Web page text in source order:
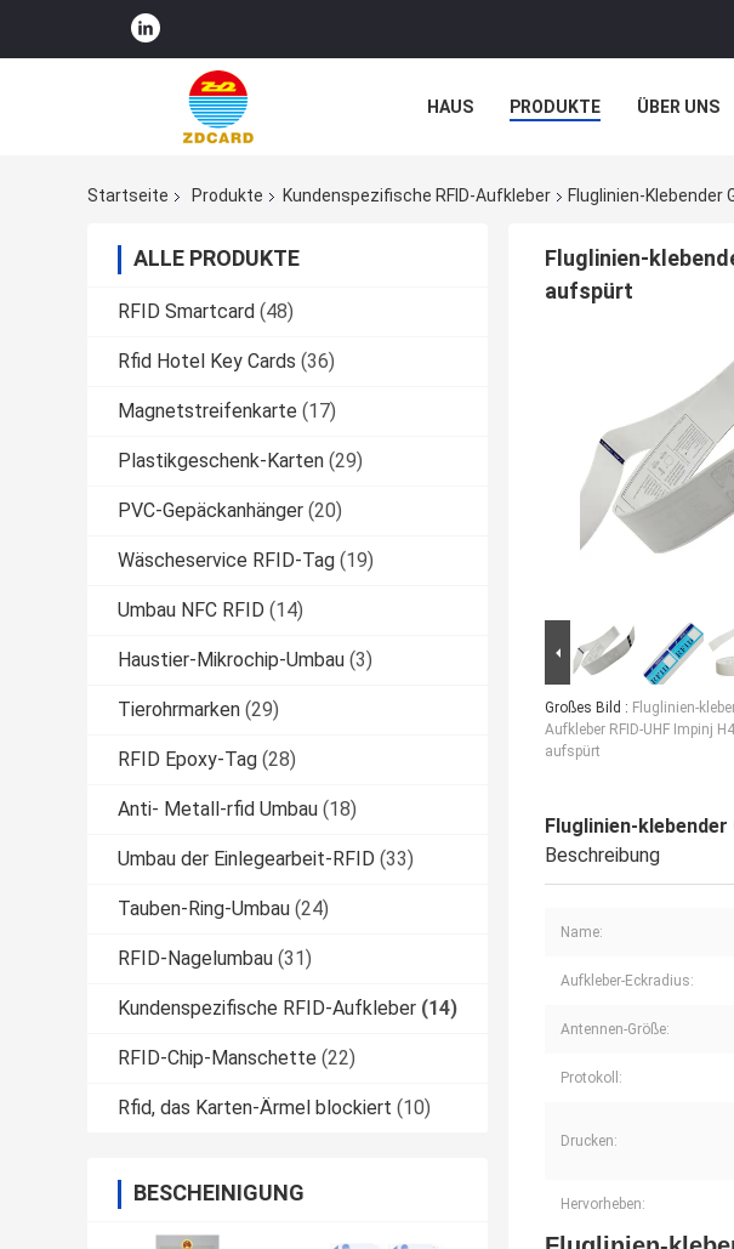
HAUS PRODUKTE ÜBER UNS
Startseite
Produkte Kundenspezifische RFID-Aufkleber Fluglinien-Klebender
ALLE PRODUKTE
RFID Smartcard (48)
Rfid Hotel Key Cards (36)
Magnetstreifenkarte (17)
Plastikgeschenk-Karten (29)
PVC-Gepäckanhänger (20)
Wäscheservice RFID-Tag (19)
Umbau NFC RFID (14)
Haustier-Mikrochip-Umbau (3)
Tierohrmarken (29)
RFID Epoxy-Tag (28)
Anti- Metall-rfid Umbau (18)
Umbau der Einlegearbeit-RFID (33)
Tauben-Ring-Umbau (24)
RFID-Nagelumbau (31)
Kundenspezifische RFID-Aufkleber (14)
RFID-Chip-Manschette (22)
Rfid, das Karten-Ärmel blockiert (10)
BESCHEINIGUNG
Fluglinien-
aufspürt
Großes Bild : Fluglinien-
Aufkleber RFID-UHF Impinj
aufspürt
Fluglinien-
Beschreibung
Name:
Aufkleber-Eckradius:
Antennen-Größe:
Protokoll:
Drucken:
Hervorheben: